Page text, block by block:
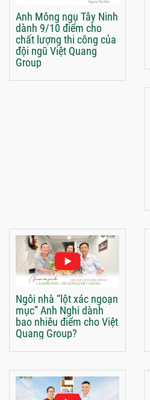
Anh Mông ngụ Tây Ninh
dành 9/10 điểm cho
chất lượng thi công của
đội ngũ Việt Quang
Group
Ngôi nhà “lột xác ngoạn
mục” Anh Nghi dành
bao nhiêu điểm cho Việt
Quang Group?